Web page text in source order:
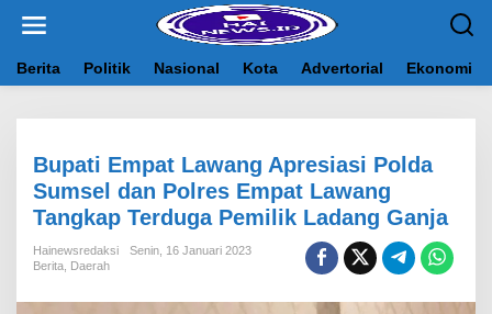
t
Berita Politik Nasional Kota Advertorial Ekonomi
Bupati Empat Lawang Apresiasi Polda
Sumsel dan Polres Empat Lawang
Tangkap Terduga Pemilik Ladang Ganja
Hainewsredaksi
Senin, 16 Januari 2023
Berita Daerah